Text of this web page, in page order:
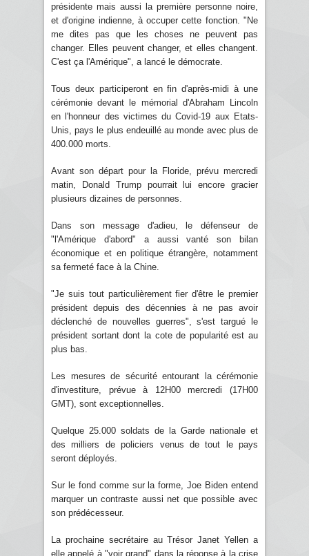
présidente mais aussi la première personne noire,
et d'origine indienne, à occuper cette fonction. "Ne
me dites pas que les choses ne peuvent pas
changer. Elles peuvent changer, et elles changent.
C'est ça l'Amérique", a lancé le démocrate.
Tous deux participeront en fin d'après-midi à une
cérémonie devant le mémorial d'Abraham Lincoln
en l'honneur des victimes du Covid-19 aux Etats-
Unis, pays le plus endeuillé au monde avec plus de
400.000 morts.
Avant son départ pour la Floride, prévu mercredi
matin, Donald Trump pourrait lui encore gracier
plusieurs dizaines de personnes.
Dans son message d'adieu, le défenseur de
"l'Amérique d'abord" a aussi vanté son bilan
économique et en politique étrangère, notamment
sa fermeté face à la Chine.
"Je suis tout particulièrement fier d'être le premier
président depuis des décennies à ne pas avoir
déclenché de nouvelles guerres", s'est targué le
président sortant dont la cote de popularité est au
plus bas.
Les mesures de sécurité entourant la cérémonie
d'investiture, prévue à 12H00 mercredi (17H00
GMT), sont exceptionnelles.
Quelque 25.000 soldats de la Garde nationale et
des milliers de policiers venus de tout le pays
seront déployés.
Sur le fond comme sur la forme, Joe Biden entend
marquer un contraste aussi net que possible avec
son prédécesseur.
La prochaine secrétaire au Trésor Janet Yellen a
elle appelé à "voir grand" dans la réponse à la crise